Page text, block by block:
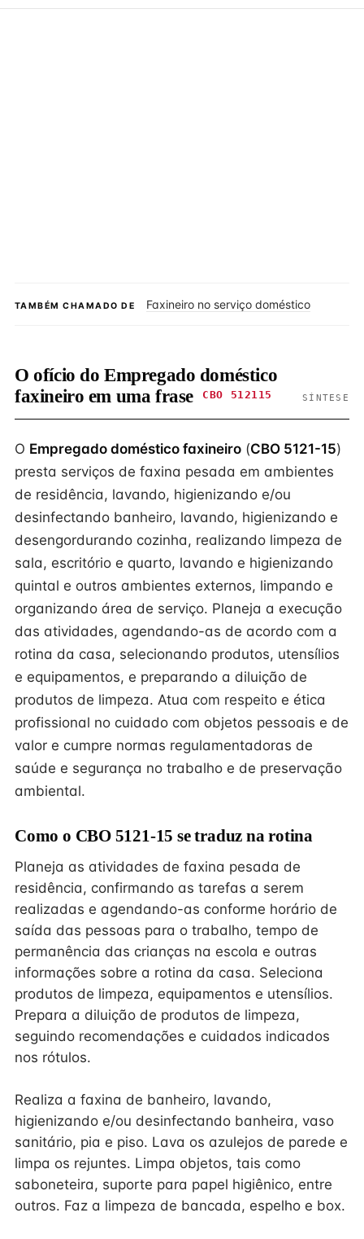
TAMBÉM CHAMADO DE Faxineiro no serviço doméstico
O ofício do Empregado doméstico
faxineiro em uma frase
CBO 512115 SÍNTESE
O Empregado doméstico faxineiro (CBO 5121-15)
presta serviços de faxina pesada em ambientes
de residência, lavando, higienizando e/ou
desinfectando banheiro, lavando, higienizando e
desengordurando cozinha, realizando limpeza de
sala, escritório e quarto, lavando e higienizando
quintal e outros ambientes externos, limpando e
organizando área de serviço. Planeja a execução
das atividades, agendando-as de acordo com a
rotina da casa, selecionando produtos, utensílios
e equipamentos, e preparando a diluição de
produtos de limpeza. Atua com respeito e ética
profissional no cuidado com objetos pessoais e de
valor e cumpre normas regulamentadoras de
saúde e segurança no trabalho e de preservação
ambiental.
Como o CBO 5121-15 se traduz na rotina
Planeja as atividades de faxina pesada de
residência, confirmando as tarefas a serem
realizadas e agendando-as conforme horário de
saída das pessoas para o trabalho, tempo de
permanência das crianças na escola e outras
informações sobre a rotina da casa. Seleciona
produtos de limpeza, equipamentos e utensílios.
Prepara a diluição de produtos de limpeza,
seguindo recomendações e cuidados indicados
nos rótulos.
Realiza a faxina de banheiro, lavando,
higienizando e/ou desinfectando banheira, vaso
sanitário, pia e piso. Lava os azulejos de parede e
limpa os rejuntes. Limpa objetos, tais como
saboneteira, suporte para papel higiênico, entre
outros. Faz a limpeza de bancada, espelho e box.